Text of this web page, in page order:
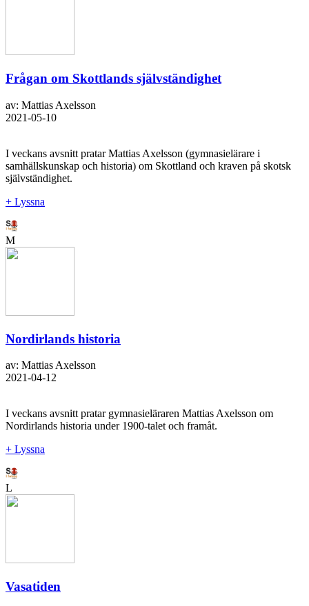
Frågan om Skottlands självständighet
av: Mattias Axelsson
2021-05-10
I veckans avsnitt pratar Mattias Axelsson (gymnasielärare i
samhällskunskap och historia) om Skottland och kraven på skotsk
självständighet.
+ Lyssna
M
Nordirlands historia
av: Mattias Axelsson
2021-04-12
I veckans avsnitt pratar gymnasieläraren Mattias Axelsson om
Nordirlands historia under 1900-talet och framåt.
+ Lyssna
L
Vasatiden